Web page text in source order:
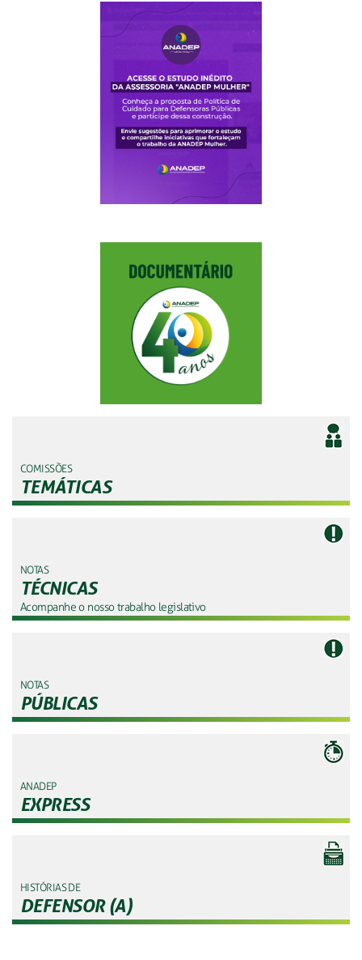
COMISSÕES
TEMÁTICAS
NOTAS
TÉCNICAS
Acompanhe o nosso trabalho legislativo
NOTAS
PÚBLICAS
ANADEP
EXPRESS
HISTÓRIAS DE
DEFENSOR (A)